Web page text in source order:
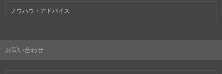
ノウハウ・アドバイス
お問い合わせ